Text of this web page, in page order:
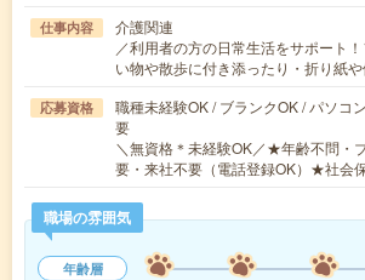
仕事内容
介護関連
／利用者の方の日常生活をサポート
い物や散歩に付き添ったり・折り紙
応募資格
職種未経験OK / ブランクOK / パソコ
要
＼無資格＊未経験OK／★年齢不問・
要・来社不要（電話登録OK）★社会
職場の雰囲気
年齢層